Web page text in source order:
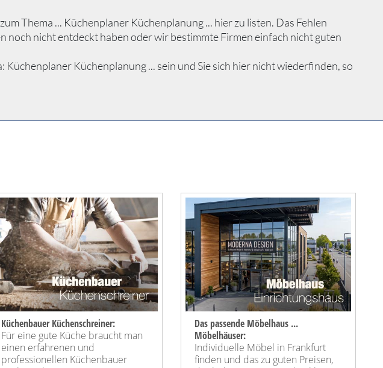
Thema ... Küchenplaner Küchenplanung ... hier zu listen. Das Fehlen
noch nicht entdeckt haben oder wir bestimmte Firmen einfach nicht guten
Küchenplanung ... sein und Sie sich hier nicht wiederfinden, so
Küchenbauer Küchenschreiner:
Für eine gute Küche braucht man
einen erfahrenen und
professionellen Küchenbauer
Das passende Möbelhaus ...
Möbelhäuser:
Individuelle Möbel in Frankfurt
finden und das zu guten Preisen,